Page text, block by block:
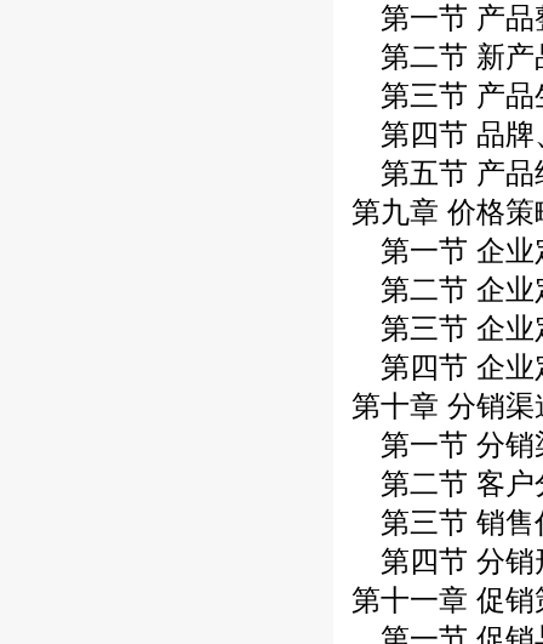
第一节 产品
第二节 新产
第三节 产品
第四节 品牌
第五节 产品
第九章 价格策
第一节 企业
第二节 企业
第三节 企业
第四节 企业
第十章 分销渠
第一节 分销
第二节 客户
第三节 销售
第四节 分销
第十一章 促销